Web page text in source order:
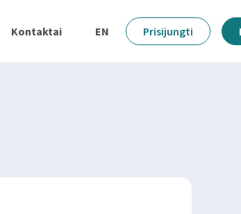
Kontaktai EN Prisijungti